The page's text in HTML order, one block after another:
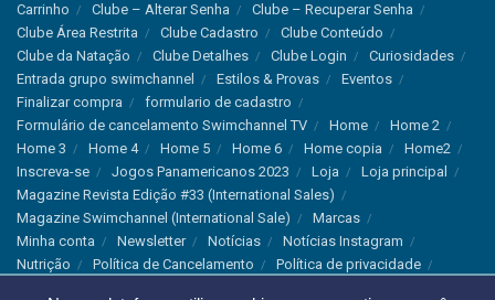
Carrinho
Clube – Alterar Senha
Clube – Recuperar Senha
Clube Área Restrita
Clube Cadastro
Clube Conteúdo
Clube da Natação
Clube Detalhes Clube Login
Curiosidades
Entrada grupo swimchannel
Estilos & Provas
Eventos
Finalizar compra
formulario de cadastro
Formulário de cancelamento Swimchannel TV
Home
Home 2
Home 3
Home 4 Home 5 Home 6 Home copia
Home2
Inscreva-se
Jogos Panamericanos 2023 Loja
Loja principal
Magazine Revista Edição #33 (International Sales)
Magazine Swimchannel (International Sale)
Marcas
Minha conta
Newsletter Notícias
Notícias Instagram
Nutrição
Política de Cancelamento
Política de privacidade